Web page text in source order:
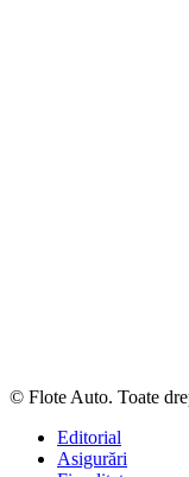
© Flote Auto. Toate
Editorial
Asigurări